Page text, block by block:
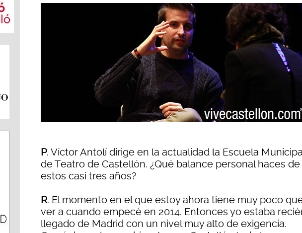
P. Víctor Antolí dirige en la actualidad la Escuela
de Teatro de Castellón. ¿Qué balance personal haces de
estos casi tres años?
R. El momento en el que estoy ahora tiene muy poco
ver a cuando empecé en 2014. Entonces yo estaba
llegado de Madrid con un nivel muy alto de exigencia.